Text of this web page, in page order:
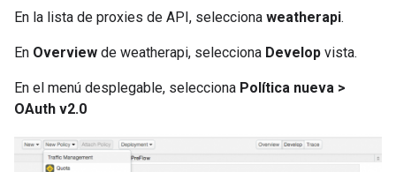
En la lista de proxies de API, selecciona weatherapi.
En Overview de weatherapi, selecciona Develop vista.
En el menú desplegable, selecciona Política nueva >
OAuth v2.0